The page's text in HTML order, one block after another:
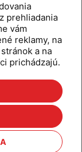
prehliadania
vám
reklamy, na
a na
prichádzajú.
tipy